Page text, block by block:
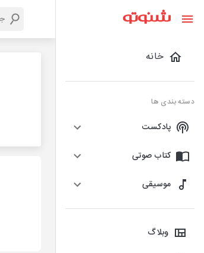
خانه
دسته بندی ها
پادکست
کتاب صوتی
موسیقی
وبلاگ